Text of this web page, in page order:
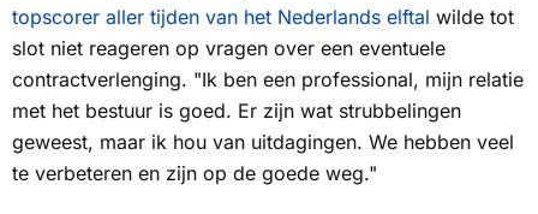
topscorer aller tijden van het Nederlands elftal wilde tot
slot niet reageren op vragen over een eventuele
contractverlenging. "Ik ben een professional, mijn relatie
met het bestuur is goed. Er zijn wat strubbelingen
geweest, maar ik hou van uitdagingen. We hebben veel
te verbeteren en zijn op de goede weg."